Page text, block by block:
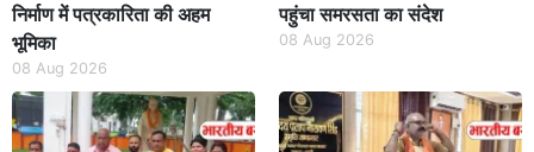
निर्माण में पत्रकारिता की अहम
भूमिका
08 Aug 2026
पहुंचा समरसता का संदेश
08 Aug 2026